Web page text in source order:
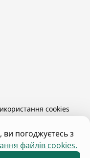
області
cookies
погоджуєтесь з
файлів cookies.